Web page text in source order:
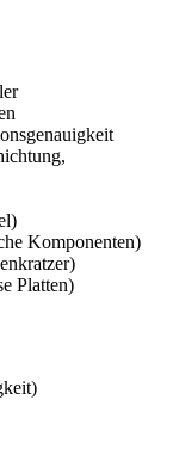
Komponenten)
Platten)